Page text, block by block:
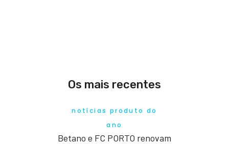
Os mais recentes
notícias produto do
ano
Betano e FC PORTO renovam